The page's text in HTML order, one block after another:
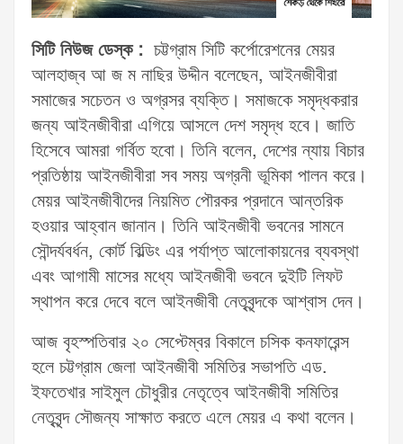
সিটি নিউজ ডেস্ক : চট্টগ্রাম সিটি কর্পোরেশনের মেয়র
আলহাজ্ব আ জ ম নাছির উদ্দীন বলেছেন, আইনজীবীরা
সমাজের সচেতন ও অগ্রসর ব্যক্তি। সমাজকে সমৃদ্ধকরার
জন্য আইনজীবীরা এগিয়ে আসলে দেশ সমৃদ্ধ হবে। জাতি
হিসেবে আমরা গর্বিত হবো। তিনি বলেন, দেশের ন্যায় বিচার
প্রতিষ্ঠায় আইনজীবীরা সব সময় অগ্রনী ভূমিকা পালন করে।
মেয়র আইনজীবীদের নিয়মিত পৌরকর প্রদানে আন্তরিক
হওয়ার আহ্বান জানান। তিনি আইনজীবী ভবনের সামনে
সৌন্দর্যবর্ধন, কোর্ট বিল্ডিং এর পর্যাপ্ত আলোকায়নের ব্যবস্থা
এবং আগামী মাসের মধ্যে আইনজীবী ভবনে দুইটি লিফট
স্থাপন করে দেবে বলে আইনজীবী নেতৃবৃন্দকে আশ্বাস দেন।
আজ বৃহস্পতিবার ২০ সেপ্টেম্বর বিকালে চসিক কনফারেন্স
হলে চট্টগ্রাম জেলা আইনজীবী সমিতির সভাপতি এড.
ইফতেখার সাইমুল চৌধুরীর নেতৃত্বে আইনজীবী সমিতির
নেতৃবৃন্দ সৌজন্য সাক্ষাত করতে এলে মেয়র এ কথা বলেন।